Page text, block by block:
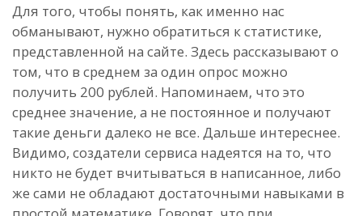
Для того, чтобы понять, как именно нас
обманывают, нужно обратиться к статистике,
представленной на сайте. Здесь рассказывают о
том, что в среднем за один опрос можно
получить 200 рублей. Напоминаем, что это
среднее значение, а не постоянное и получают
такие деньги далеко не все. Дальше интереснее.
Видимо, создатели сервиса надеятся на то, что
никто не будет вчитываться в написанное, либо
же сами не обладают достаточными навыками в